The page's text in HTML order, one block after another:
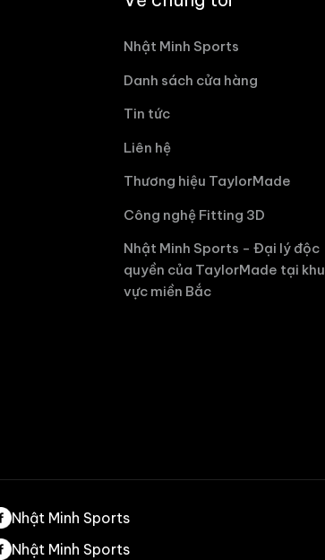
Nhật Minh Sports
Danh sách cửa hàng
Tin tức
Liên hệ
Thương hiệu TaylorMade
Công nghệ Fitting 3D
Nhật Minh Sports - Đại lý độc
quyền của TaylorMade tại khu
vực miền Bắc
Nhật Minh Sports
Nhật Minh Sports